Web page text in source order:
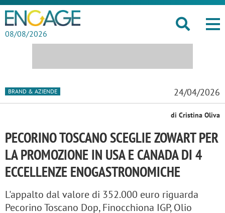
08/08/2026
BRAND & AZIENDE 24/04/2026
di Cristina Oliva
PECORINO TOSCANO SCEGLIE ZOWART PER
LA PROMOZIONE IN USA E CANADA DI 4
ECCELLENZE ENOGASTRONOMICHE
L'appalto dal valore di 352.000 euro riguarda
Pecorino Toscano Dop, Finocchiona IGP, Olio